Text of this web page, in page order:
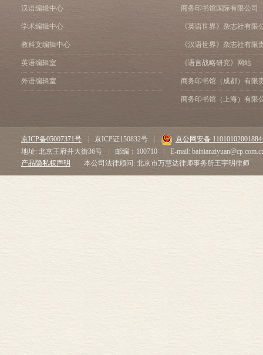
汉语编辑中心
学术编辑中心
教科文编辑中心
英语编辑室
外语编辑室
商务印书馆国际有限公司
《英语世界》杂志社有限
《汉语世界》杂志社有限
《语言战略研究》网站
商务印书馆（成都）有限
商务印书馆（上海）有限
京ICP备05007371号 京ICP证150832号
京公网安备
地址: 北京王府井大街36号
邮编：100710
E-mail:
产品隐私权声明
本公司法律顾问: 北京市万慧达律师事务所王宇明律师